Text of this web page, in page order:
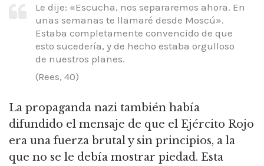
Le dije: «Escucha, nos separaremos ahora. En
unas semanas te llamaré desde Moscú».
Estaba completamente convencido de que
esto sucedería, y de hecho estaba orgulloso
de nuestros planes.
(Rees, 40)
La propaganda nazi también había
difundido el mensaje de que el Ejército Rojo
era una fuerza brutal y sin principios, a la
que no se le debía mostrar piedad. Esta